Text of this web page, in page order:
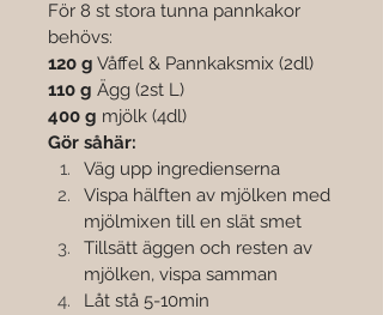
För 8 st stora tunna pannkakor
behövs:
120 g Våffel & Pannkaksmix (2dl)
110 g Ägg (2st L)
400 g mjölk (4dl)
Gör såhär:
Väg upp ingredienserna
Vispa hälften av mjölken med
mjölmixen till en slät smet
Tillsätt äggen och resten av
mjölken, vispa samman
Låt stå 5-10min